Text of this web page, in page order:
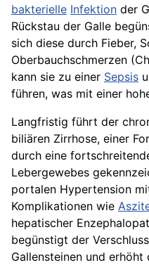
bakterielle Infektion der
Rückstau der Galle
sich diese durch Fieber,
Oberbauchschmerzen
kann sie zu einer Sepsis
führen, was mit einer
Langfristig führt der
biliären Zirrhose, einer
durch eine
Lebergewebes
portalen Hypertension
Komplikationen wie
hepatischer
begünstigt der
Gallensteinen und erhöht